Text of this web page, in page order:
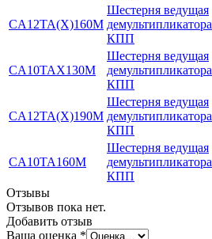
CA12TA(X)160M
Шестерня ведущая
демультипликатора
КПП
CA10TAX130M
Шестерня ведущая
демультипликатора
КПП
CA12TA(X)190M
Шестерня ведущая
демультипликатора
КПП
CA10TA160M
Шестерня ведущая
демультипликатора
КПП
Отзывы
Отзывов пока нет.
Добавить отзыв
Ваша оценка *